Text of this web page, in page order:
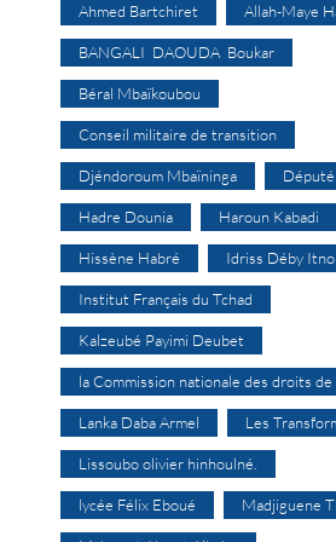
Ahmed Bartchiret Allah-Maye
BANGALI DAOUDA Boukar
Béral Mbaïkoubou
Conseil militaire de transition
Djéndoroum Mbaïninga Député
Hadre Dounia Haroun Kabadi
Hissène Habré Idriss Déby Itno
Institut Français du Tchad
Kalzeubé Payimi Deubet
la Commission nationale des droits de
Lanka Daba Armel Les
Lissoubo olivier hinhoulné.
lycée Félix Eboué Madjiguene